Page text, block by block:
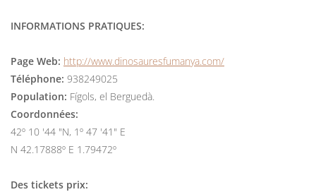
INFORMATIONS PRATIQUES:
Page Web: http://www.dinosauresfumanya.com/
Téléphone: 938249025
Population: Fígols, el Berguedà.
Coordonnées:
42º 10 '44 "N, 1º 47 '41" E
N 42.17888º E 1.79472º
Des tickets prix: